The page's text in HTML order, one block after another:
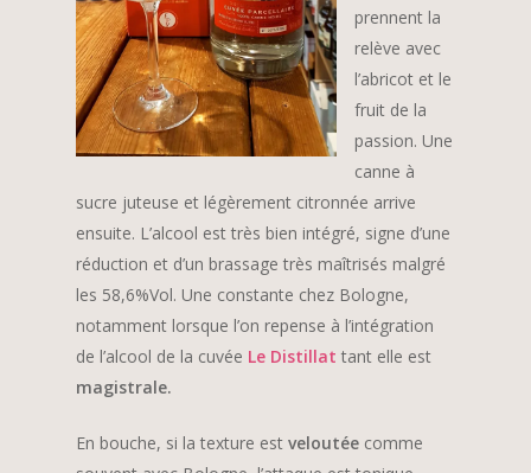
prennent la
relève avec
l’abricot et le
fruit de la
passion. Une
canne à
sucre juteuse et légèrement citronnée arrive
ensuite. L’alcool est très bien intégré, signe d’une
réduction et d’un brassage très maîtrisés malgré
les 58,6%Vol. Une constante chez Bologne,
notamment lorsque l’on repense à l’intégration
de l’alcool de la cuvée Le Distillat tant elle est
magistrale.
En bouche, si la texture est veloutée comme